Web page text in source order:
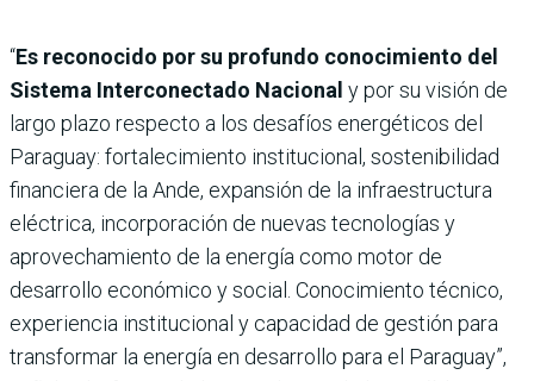
“Es reconocido por su profundo conocimiento del
Sistema Interconectado Nacional y por su visión de
largo plazo respecto a los desafíos energéticos del
Paraguay: fortalecimiento institucional, sostenibilidad
financiera de la Ande, expansión de la infraestructura
eléctrica, incorporación de nuevas tecnologías y
aprovechamiento de la energía como motor de
desarrollo económico y social. Conocimiento técnico,
experiencia institucional y capacidad de gestión para
transformar la energía en desarrollo para el Paraguay”,